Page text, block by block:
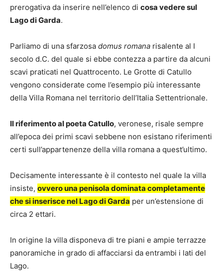
prerogativa da inserire nell’elenco di cosa vedere sul
Lago di Garda.
Parliamo di una sfarzosa domus romana risalente al I
secolo d.C. del quale si ebbe contezza a partire da alcuni
scavi praticati nel Quattrocento. Le Grotte di Catullo
vengono considerate come l’esempio più interessante
della Villa Romana nel territorio dell’Italia Settentrionale.
Il riferimento al poeta Catullo, veronese, risale sempre
all’epoca dei primi scavi sebbene non esistano riferimenti
certi sull’appartenenze della villa romana a quest’ultimo.
Decisamente interessante è il contesto nel quale la villa
insiste, ovvero una penisola dominata completamente
che si inserisce nel Lago di Garda per un’estensione di
circa 2 ettari.
In origine la villa disponeva di tre piani e ampie terrazze
panoramiche in grado di affacciarsi da entrambi i lati del
Lago.